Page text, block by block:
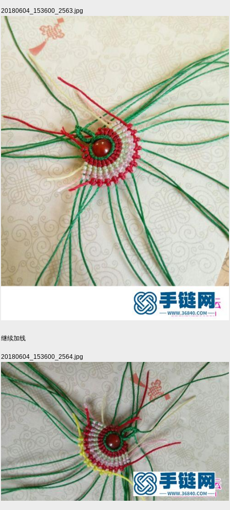
20180604_153600_2563.jpg
继续加线
20180604_153600_2564.jpg